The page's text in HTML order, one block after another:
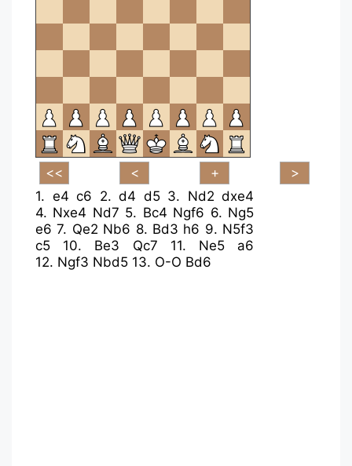
1. e4 c6 2. d4 d5 3. Nd2 dxe4
4. Nxe4 Nd7 5. Bc4 Ngf6 6. Ng5
e6 7. Qe2 Nb6 8. Bd3 h6 9. N5f3
c5
10. Be3 Qc7 11. Ne5
a6
12. Ngf3 Nbd5 13. O-O Bd6